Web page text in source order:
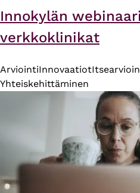
Innokylän
verkkoklinikat
ArviointiInnovaatiot
Yhteiskehittäminen